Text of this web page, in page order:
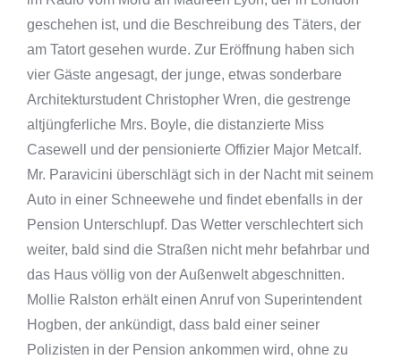
geschehen ist, und die Beschreibung des Täters, der
am Tatort gesehen wurde. Zur Eröffnung haben sich
vier Gäste angesagt, der junge, etwas sonderbare
Architekturstudent Christopher Wren, die gestrenge
altjüngferliche Mrs. Boyle, die distanzierte Miss
Casewell und der pensionierte Offizier Major Metcalf.
Mr. Paravicini überschlägt sich in der Nacht mit seinem
Auto in einer Schneewehe und findet ebenfalls in der
Pension Unterschlupf. Das Wetter verschlechtert sich
weiter, bald sind die Straßen nicht mehr befahrbar und
das Haus völlig von der Außenwelt abgeschnitten.
Mollie Ralston erhält einen Anruf von Superintendent
Hogben, der ankündigt, dass bald einer seiner
Polizisten in der Pension ankommen wird, ohne zu